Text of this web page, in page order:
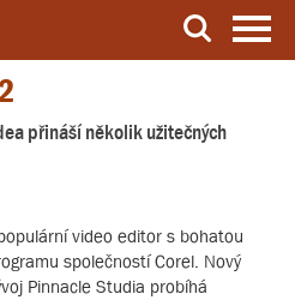
přináší několik užitečných
video editor s bohatou
společností Corel. Nový
Pinnacle Studia probíhá